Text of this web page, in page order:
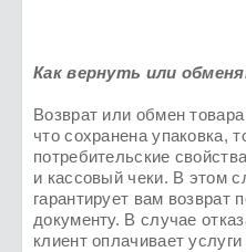
Как вернуть или
Возврат или обмен
что сохранена упаковка,
потребительские
и кассовый чеки. В этом
гарантирует вам возврат
документу. В случае
клиент оплачивает